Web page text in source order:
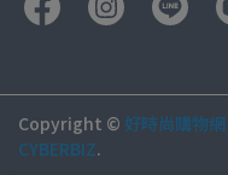
Copyright © 好時尚購物網
CYBERBIZ.